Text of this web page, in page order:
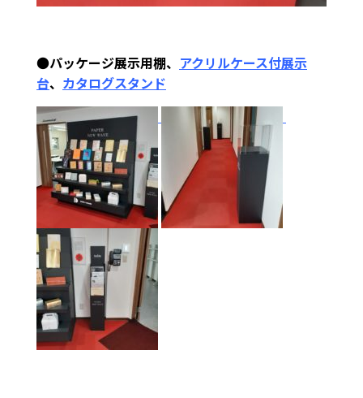
●パッケージ展示用棚、 アクリルケース付展示
台、 カタログスタンド